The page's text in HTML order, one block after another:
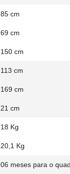
85 cm
69 cm
150 cm
113 cm
169 cm
21 cm
18 Kg
20,1 Kg
06 meses para o